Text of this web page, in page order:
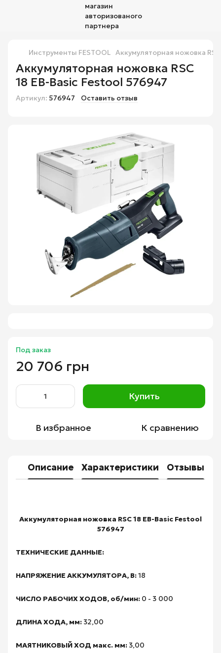
Инструменты FESTOOL Аккумуляторная ножовка
Аккумуляторная ножовка RSC
18 EB-Basic Festool 576947
Артикул: 576947 Оставить отзыв
Под заказ
20 706 грн
Купить
В избранное К сравнению
Описание Характеристики Отзывы
Аккумуляторная ножовка RSC 18 EB-Basic Festool
576947
ТЕХНИЧЕСКИЕ ДАННЫЕ:
НАПРЯЖЕНИЕ АККУМУЛЯТОРА, В:18
ЧИСЛО РАБОЧИХ ХОДОВ, об/мин: 0 - 3 000
ДЛИНА ХОДА, мм: 32,00
МАЯТНИКОВЫЙ ХОД макс. мм: 3,00